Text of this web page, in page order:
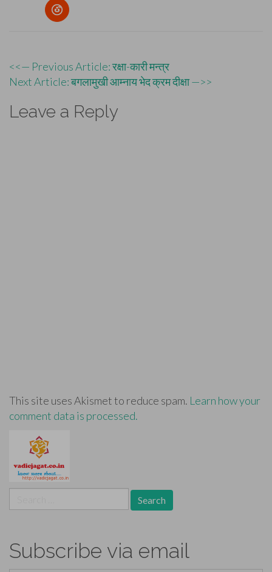
Post
navigation
<<— Previous Article: रक्षा-कारी मन्त्र
Next Article: बगलामुखी आम्नाय भेद क्रम दीक्षा —>>
Leave a Reply
This site uses Akismet to reduce spam. Learn how your
comment data is processed.
for:
Subscribe via email